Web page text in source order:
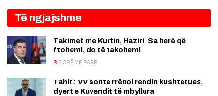
Të ngjajshme
Takimet me Kurtin, Haziri: Sa herë që
ftohemi, do të takohemi
8 ORË MË PARË
Tahiri: VV sonte rrënoi rendin kushtetues,
dyert e Kuvendit të mbyllura